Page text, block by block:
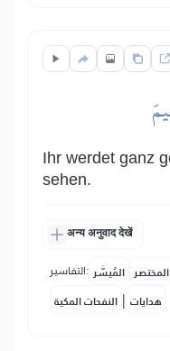
Ihr werdet ganz
sehen.
अन्य अनुवाद देखें
التفاسير: المُيسَّر المختصر
النفحات المكية | هدايات